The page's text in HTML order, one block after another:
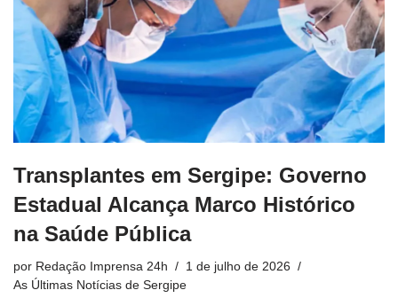
Transplantes em Sergipe: Governo
Estadual Alcança Marco Histórico
na Saúde Pública
por Redação Imprensa 24h
1 de julho de 2026
As Últimas Notícias de Sergipe